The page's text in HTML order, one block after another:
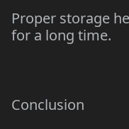
Proper storage
for a long time.
Conclusion